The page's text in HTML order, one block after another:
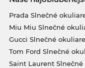
Prada Slnečné
Miu Miu Slnečné
Gucci Slnečné okuliare
Tom Ford Slnečné
Saint Laurent